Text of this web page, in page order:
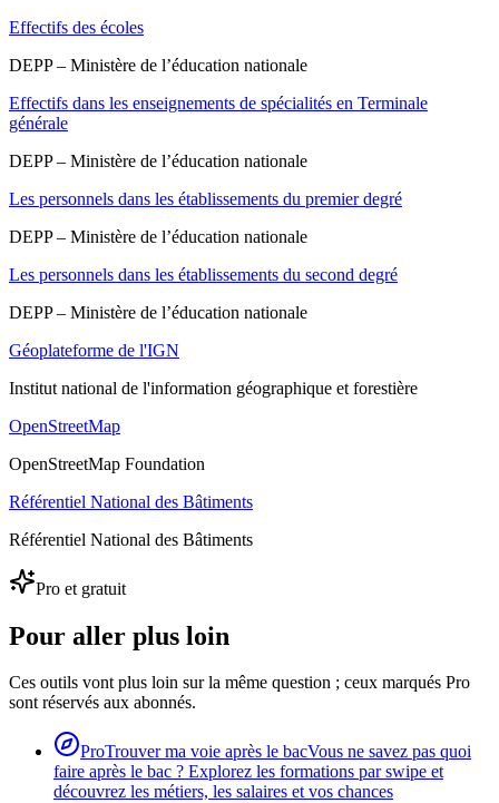
Effectifs des écoles
DEPP – Ministère de l’éducation nationale
Effectifs dans les enseignements de spécialités en Terminale
générale
DEPP – Ministère de l’éducation nationale
Les personnels dans les établissements du premier degré
DEPP – Ministère de l’éducation nationale
Les personnels dans les établissements du second degré
DEPP – Ministère de l’éducation nationale
Géoplateforme de l'IGN
Institut national de l'information géographique et forestière
OpenStreetMap
OpenStreetMap Foundation
Référentiel National des Bâtiments
Référentiel National des Bâtiments
Pro et gratuit
Pour aller plus loin
Ces outils vont plus loin sur la même question ; ceux marqués Pro
sont réservés aux abonnés.
ProTrouver ma voie après le bacVous ne savez pas quoi
faire après le bac ? Explorez les formations par swipe et
découvrez les métiers, les salaires et vos chances